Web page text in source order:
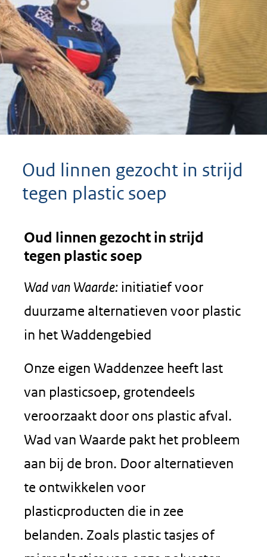
Oud linnen gezocht in strijd
tegen plastic soep
Oud linnen gezocht in strijd
tegen plastic soep
Wad van Waarde: initiatief voor
duurzame alternatieven voor plastic
in het Waddengebied
Onze eigen Waddenzee heeft last
van plasticsoep, grotendeels
veroorzaakt door ons plastic afval.
Wad van Waarde pakt het probleem
aan bij de bron. Door alternatieven
te ontwikkelen voor
plasticproducten die in zee
belanden. Zoals plastic tasjes of